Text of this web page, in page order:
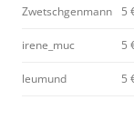
Zwetschgenmann 5
irene_muc 5
leumund 5